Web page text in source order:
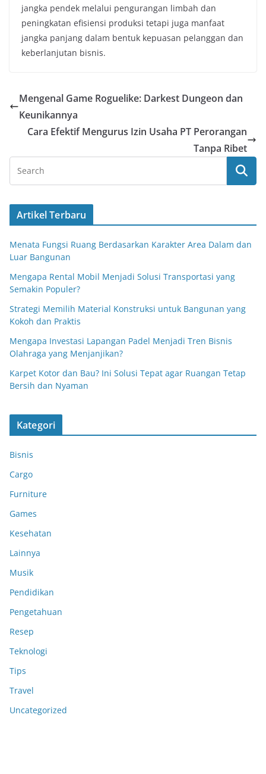
jangka pendek melalui pengurangan limbah dan
peningkatan efisiensi produksi tetapi juga manfaat
jangka panjang dalam bentuk kepuasan pelanggan dan
keberlanjutan bisnis.
Mengenal Game Roguelike: Darkest Dungeon dan
Keunikannya
Cara Efektif Mengurus Izin Usaha PT Perorangan
Tanpa Ribet
Artikel Terbaru
Menata Fungsi Ruang Berdasarkan Karakter Area Dalam dan
Luar Bangunan
Mengapa Rental Mobil Menjadi Solusi Transportasi yang
Semakin Populer?
Strategi Memilih Material Konstruksi untuk Bangunan yang
Kokoh dan Praktis
Mengapa Investasi Lapangan Padel Menjadi Tren Bisnis
Olahraga yang Menjanjikan?
Karpet Kotor dan Bau? Ini Solusi Tepat agar Ruangan Tetap
Bersih dan Nyaman
Kategori
Bisnis
Cargo
Furniture
Games
Kesehatan
Lainnya
Musik
Pendidikan
Pengetahuan
Resep
Teknologi
Tips
Travel
Uncategorized